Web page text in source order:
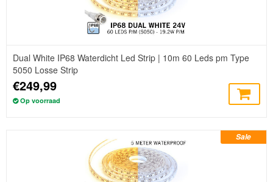
Dual White IP68 Waterdicht Led Strip | 10m 60 Leds pm Type
5050 Losse Strip
€249,99
Op voorraad
Sale